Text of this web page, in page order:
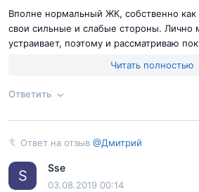
Вполне нормальный ЖК, собственно как
свои сильные и слабые стороны. Лично
устраивает, поэтому и рассматриваю
Читать полностью
Ответить
Ответ на отзыв @Дмитрий
Ответ на отзыв @Дмитрий
S Sse
03.08.2019 00:14